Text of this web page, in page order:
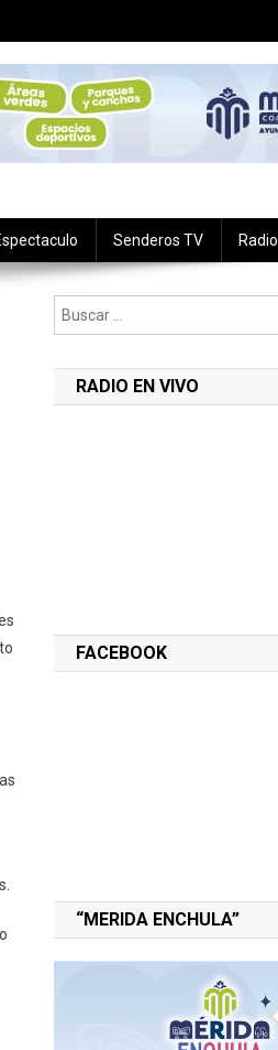
Senderos TV Radio
RADIO EN VIVO
FACEBOOK
“MERIDA ENCHULA”